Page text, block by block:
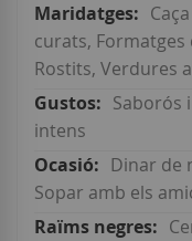
curats, Formatges
Rostits, Verdures
Saborós
intens
Dinar de
Sopar amb els